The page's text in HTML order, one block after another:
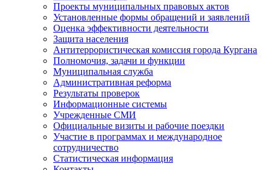
Проекты муниципальных правовых актов
Установленные формы обращений и заявлений
Оценка эффективности деятельности
Защита населения
Антитеррористическая комиссия города Кургана
Полномочия, задачи и функции
Муниципальная служба
Административная реформа
Результаты проверок
Информационные системы
Учрежденные СМИ
Официальные визиты и рабочие поездки
Участие в программах и международное
сотрудничество
Статистическая информация